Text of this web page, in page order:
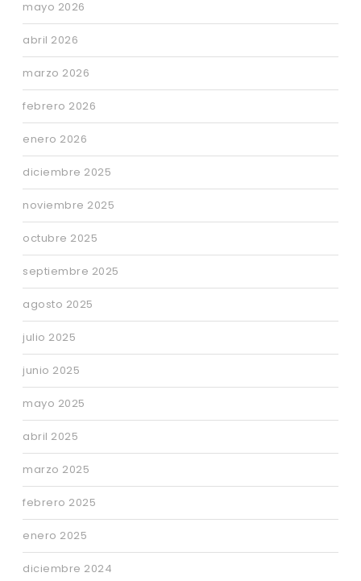
mayo 2026
abril 2026
marzo 2026
febrero 2026
enero 2026
diciembre 2025
noviembre 2025
octubre 2025
septiembre 2025
agosto 2025
julio 2025
junio 2025
mayo 2025
abril 2025
marzo 2025
febrero 2025
enero 2025
diciembre 2024